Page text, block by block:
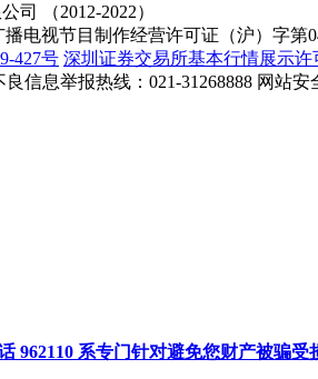
司 （2012-2022）
播电视节目制作经营许可证（沪）字第
427号 深圳证券交易所基本行情展示许
信息举报热线：021-31268888 网站安
962110 系专门针对避免您财产被骗受